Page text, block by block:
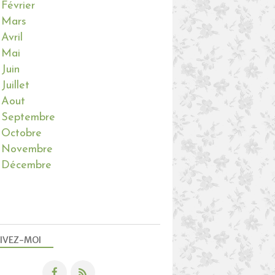
MOI
Février
Mars
Avril
Mai
Juin
Juillet
Aout
Septembre
Octobre
Novembre
Décembre